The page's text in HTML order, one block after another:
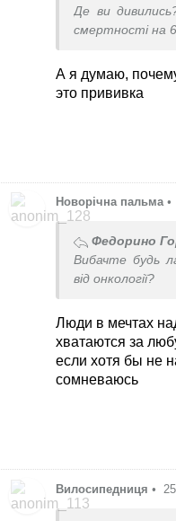
Де ви
смертності на
А я думаю,
это прививка
Новорічна пальма •
Федорино
Вибачте будь
від онкології?
Люди в мечтах
хватаются за
если хотя бы не
сомневаюсь
Вилосипедниця •